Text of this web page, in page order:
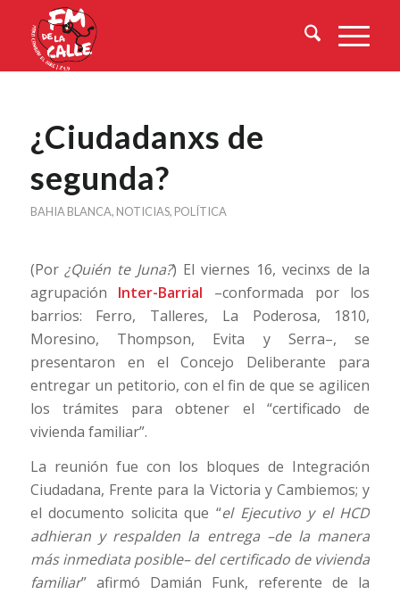
¿Ciudadanxs de
segunda?
BAHIA BLANCA, NOTICIAS, POLÍTICA
(Por¿Quién te Juna?) El viernes 16, vecinxs de la
agrupación Inter-Barrial –conformada por los
barrios: Ferro, Talleres, La Poderosa, 1810,
Moresino, Thompson, Evita y Serra–, se
presentaron en el Concejo Deliberante para
entregar un petitorio, con el fin de que se agilicen
los trámites para obtener el “certificado de
vivienda familiar”.
La reunión fue con los bloques de Integración
Ciudadana, Frente para la Victoria y Cambiemos; y
el documento solicita que “el Ejecutivo y el HCD
adhieran y respalden la entrega –de la manera
más inmediata posible– del certificado de vivienda
familiar” afirmó Damián Funk, referente de la